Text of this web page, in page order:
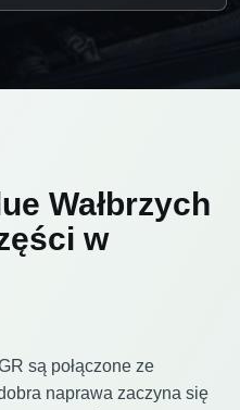
Wałbrzych
w
są połączone ze
naprawa zaczyna się